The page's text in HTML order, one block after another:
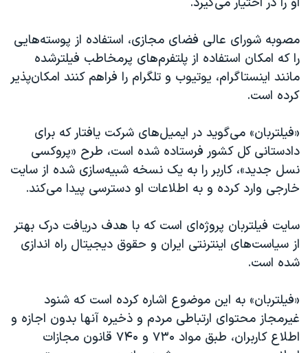
تریبونال مردمی آبان ۹۸
چهل سال گروگان‌گیری
قانون شفافیت دارائی کادر رهبری ایران
اعتراضات مردمی آبان ۹۸
اسرائیل در جنگ
نرگس محمدی برنده جایزه نوبل صلح
همایش محافظه‌کاران آمریکا «سی‌پک»
سفر پرزیدنت ترامپ به چین
مصوبه شورای عالی فضای مجازی، استفاده از پوسته‌هایی
را که امکان استفاده از پلتفرم‌های پرمخاطب فیلترشده
مانند اینستاگرام، یوتیوب و تلگرام را فراهم کنند امکان‌پذیر
کرده است.
«فیلتربان» می‌گوید در ایمیل‌های شرکت یافتار که برای
دادستانی کل کشور فرستاده شده است، طرح «پروکسی
نسل جدید»، کاربر را به یک نسخه شبیه‌سازی شده از سایت
خارجی وارد کرده و به اطلاعات او دسترسی پیدا می‌کند.
سایت فیلتربان پروژه‌ای است که با هدف دریافت درک بهتر
از سیاست‌های اینترنتی ایران و حقوق دیجیتال راه اندازی
شده است.
«فیلتربان» به این موضوع اشاره کرده است که شنود
غیرمجاز محتوای ارتباطی مردم و ذخیره آنها بدون اجازه و
اطلاع کاربران، طبق مواد ۷۳۰ و ۷۴۰ قانون مجازات